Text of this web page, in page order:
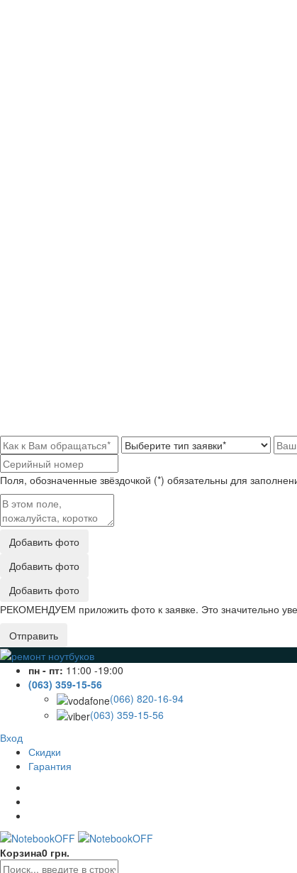
Поля, обозначенные звёздочкой (*) обязательны для
Добавить фото
Добавить фото
Добавить фото
РЕКОМЕНДУЕМ приложить фото к заявке. Это значительно
Отправить
пн - пт: 11:00 -19:00
(063) 359-15-56
(066) 820-16-94
(063) 359-15-56
Вход
Скидки
Гарантия
Корзина0 грн.